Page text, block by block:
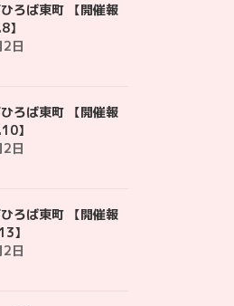
ろば東町 【開催報
】
日
ろば東町 【開催報
】
日
ろば東町 【開催報
】
日